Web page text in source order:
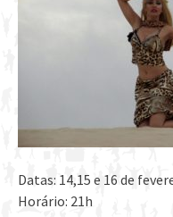
Datas: 14,15 e 16 de
Horário: 21h